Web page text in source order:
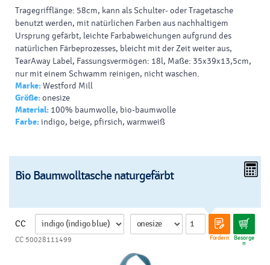
Tragegrifflänge: 58cm, kann als Schulter- oder Tragetasche
benutzt werden, mit natürlichen Farben aus nachhaltigem
Ursprung gefärbt, leichte Farbabweichungen aufgrund des
natürlichen Färbeprozesses, bleicht mit der Zeit weiter aus,
TearAway Label, Fassungsvermögen: 18l, Maße: 35x39x13,5cm,
nur mit einem Schwamm reinigen, nicht waschen.
Material:140g/m², 100% zertifizierte Bio-Baumwolle.
Marke:Westford Mill
Größe:onesize
Material: 100% baumwolle, bio-baumwolle
Farbe:indigo, beige, pfirsich, warmweiß
Bio Baumwolltasche naturgefärbt
CC
Fordern Besorge
n
CC 50028111499